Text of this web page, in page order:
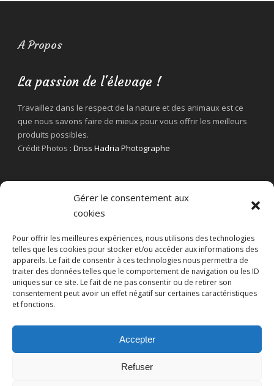
Gérer le consentement aux
cookies
Pour offrir les meilleures expériences, nous utilisons des technologies
telles que les cookies pour stocker et/ou accéder aux informations des
appareils. Le fait de consentir à ces technologies nous permettra de
traiter des données telles que le comportement de navigation ou les ID
uniques sur ce site. Le fait de ne pas consentir ou de retirer son
consentement peut avoir un effet négatif sur certaines caractéristiques
et fonctions.
Accepter
Refuser
A Propos
La passion de l'élevage !
Travaillez dans le respect de la nature et des animaux est ce
que nous savons faire de mieux pour vous offrir les meilleurs
produits possibles.
Crédit Photos : Driss Hadria Photographe